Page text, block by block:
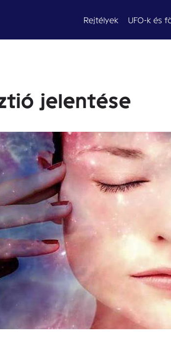
Rejtélyek UFO-k és
jelentése